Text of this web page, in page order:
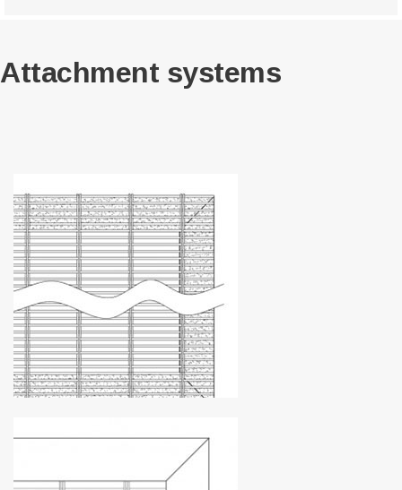
Attachment systems